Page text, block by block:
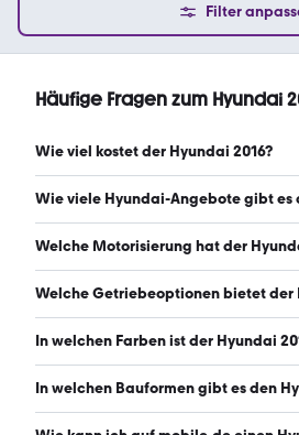
Filter
Häufige Fragen zum Hyundai
Wie viel kostet der Hyundai 2016?
Ein guter Preis für einen Hyundai
Wie viele Hyundai-Angebote gibt es
Es gibt insgesamt 1.025 Hyundai bei
Welche Motorisierung hat der
Der Hyundai 2016 hat Leistungen
Welche Getriebeoptionen bietet der
Der Hyundai 2016 ist mit
In welchen Farben ist der Hyundai
Den Hyundai 2016 gibt es in
lila, gelb und grün. Die häufigste
In welchen Bauformen gibt es den